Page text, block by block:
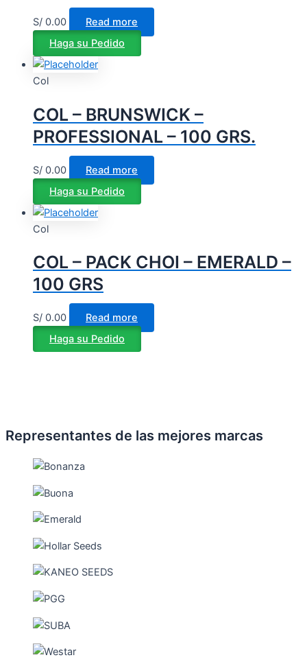
S/ 0.00
Read more
Haga su Pedido
Col
COL – BRUNSWICK –
PROFESSIONAL – 100 GRS.
S/ 0.00
Read more
Haga su Pedido
Col
COL – PACK CHOI – EMERALD –
100 GRS
S/ 0.00
Read more
Haga su Pedido
Representantes de las mejores marcas